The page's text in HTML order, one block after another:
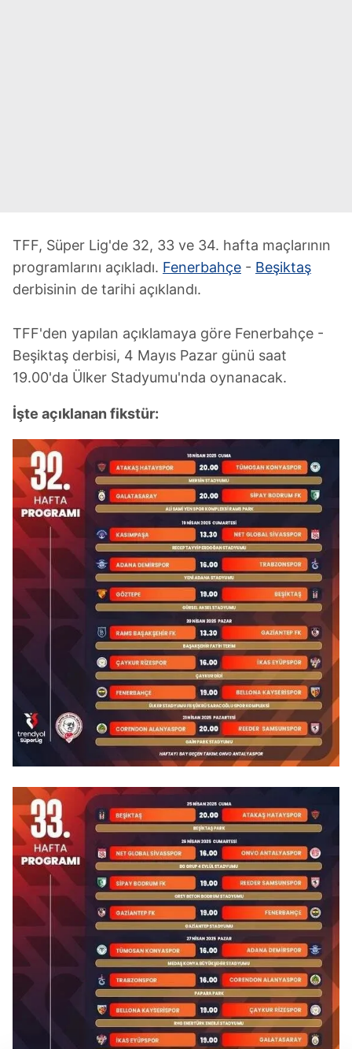
TFF, Süper Lig'de 32, 33 ve 34. hafta maçlarının
programlarını açıkladı. Fenerbahçe - Beşiktaş
derbisinin de tarihi açıklandı.
TFF'den yapılan açıklamaya göre Fenerbahçe -
Beşiktaş derbisi, 4 Mayıs Pazar günü saat
19.00'da Ülker Stadyumu'nda oynanacak.
İşte açıklanan fikstür: